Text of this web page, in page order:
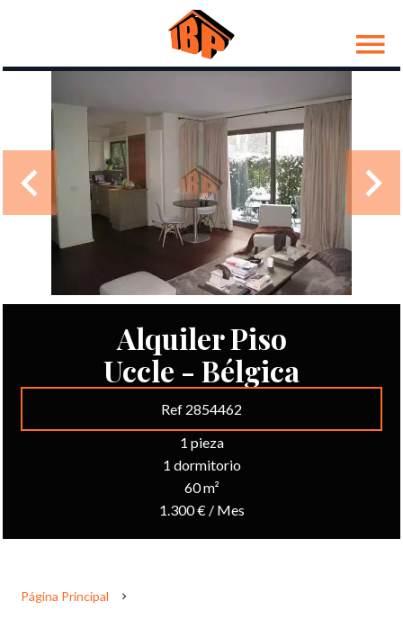
Alquiler Piso
Uccle - Bélgica
Ref 2854462
1 pieza
1 dormitorio
60 m²
1.300 € / Mes
Página Principal